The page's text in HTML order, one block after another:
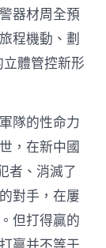
器材周全預
程機動、劃
體管控新形
隊的性命力
，在新中國
者、消滅了
對手，在屢
但打得贏的